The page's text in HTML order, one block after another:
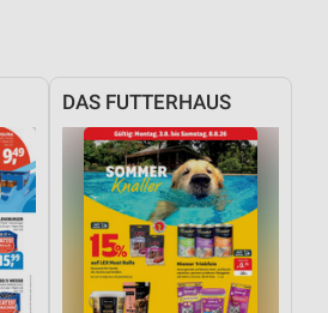
DAS FUTTERHAUS